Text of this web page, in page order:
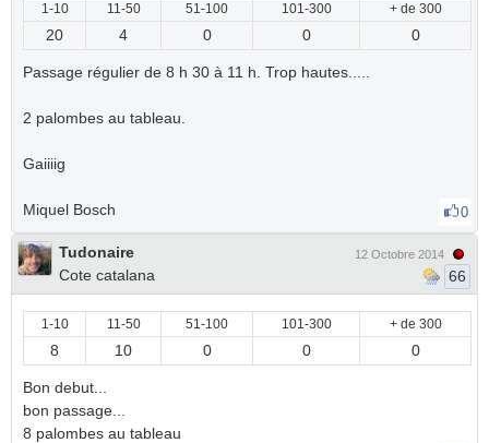
1-10 11-50 51-100 101-300 + de 300
20 4 0 0 0
Passage régulier de 8 h 30 à 11 h. Trop hautes.....
2 palombes au tableau.
Gaiiiig
Miquel Bosch 0
Tudonaire
Cote catalana
12 Octobre 2014
66
1-10 11-50 51-100 101-300 + de 300
8 10 0 0 0
Bon debut...
bon passage...
8 palombes au tableau